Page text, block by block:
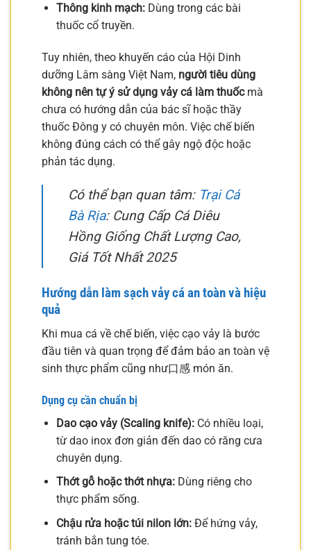
Thông kinh mạch:Dùng trong các bài
thuốc cổ truyền.
Tuy nhiên, theo khuyến cáo của Hội Dinh
dưỡng Lâm sàng Việt Nam, người tiêu dùng
không nên tự ý sử dụng vảy cá làm thuốcmà
chưa có hướng dẫn của bác sĩ hoặc thầy
thuốc Đông y có chuyên môn. Việc chế biến
không đúng cách có thể gây ngộ độc hoặc
phản tác dụng.
Có thể bạn quan tâm: Trại Cá
Bà Rịa: Cung Cấp Cá Diêu
Hồng Giống Chất Lượng Cao,
Giá Tốt Nhất 2025
Hướng dẫn làm sạch vảy cá an toàn và hiệu
quả
Khi mua cá về chế biến, việc cạo vảy là bước
đầu tiên và quan trọng để đảm bảo an toàn vệ
sinh thực phẩm cũng như口感 món ăn.
Dụng cụ cần chuẩn bị
Dao cạo vảy (Scaling knife):Có nhiều loại,
từ dao inox đơn giản đến dao có răng cưa
chuyên dụng.
Thớt gỗ hoặc thớt nhựa:Dùng riêng cho
thực phẩm sống.
Chậu rửa hoặc túi nilon lớn:Để hứng vảy,
tránh bắn tung tóe.